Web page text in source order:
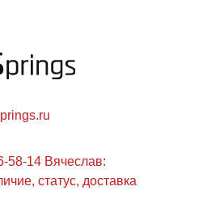
58-14 Вячеслав:
статус, доставка